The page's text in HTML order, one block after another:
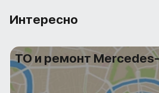
Интересно
ТО и ремонт